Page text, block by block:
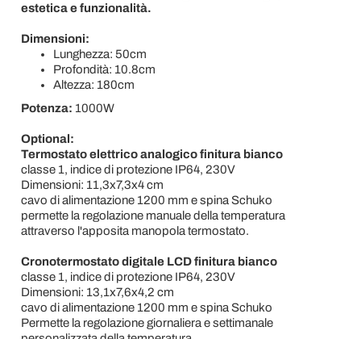
estetica e funzionalità.
Dimensioni:
Lunghezza: 50cm
Profondità: 10.8cm
Altezza: 180cm
Potenza: 1000W
Optional:
Termostato elettrico analogico finitura bianco
classe 1, indice di protezione IP64, 230V
Dimensioni: 11,3x7,3x4 cm
cavo di alimentazione 1200 mm e spina Schuko
permette la regolazione manuale della temperatura
attraverso l'apposita manopola termostato.
Cronotermostato digitale LCD finitura bianco
classe 1, indice di protezione IP64, 230V
Dimensioni: 13,1x7,6x4,2 cm
cavo di alimentazione 1200 mm e spina Schuko
Permette la regolazione giornaliera e settimanale